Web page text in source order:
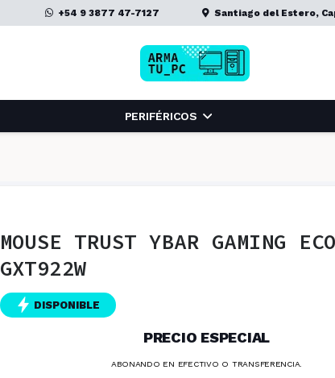
+54 9 3877 47-7127 Santiago del Estero,
PERIFÉRICOS
MOUSE TRUST YBAR GAMING
GXT922W
DISPONIBLE
PRECIO ESPECIAL
ABONANDO EN EFECTIVO O TRANSFERENCIA.